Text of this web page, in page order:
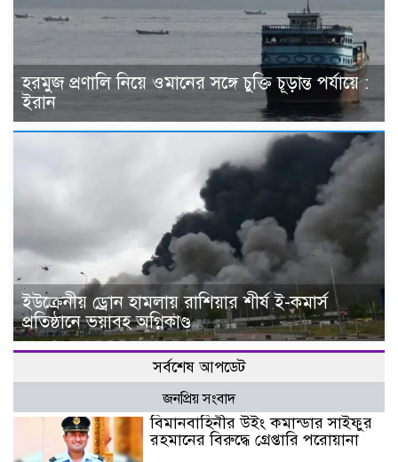
হরমুজ প্রণালি নিয়ে ওমানের সঙ্গে চুক্তি চূড়ান্ত পর্যায়ে :
ইরান
ইউক্রেনীয় ড্রোন হামলায় রাশিয়ার শীর্ষ ই-কমার্স
প্রতিষ্ঠানে ভয়াবহ অগ্নিকাণ্ড
সর্বশেষ আপডেট
জনপ্রিয় সংবাদ
বিমানবাহিনীর উইং কমান্ডার সাইফুর
রহমানের বিরুদ্ধে গ্রেপ্তারি পরোয়ানা